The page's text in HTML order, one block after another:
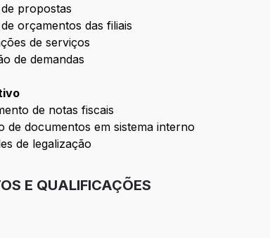
propostas
orçamentos das filiais
de serviços
de demandas
de notas fiscais
de documentos em sistema interno
de legalização
E QUALIFICAÇÕES